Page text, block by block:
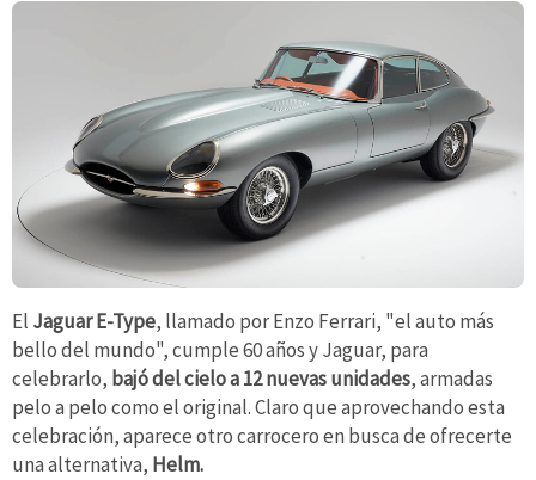
El Jaguar E-Type, llamado por Enzo Ferrari, "el auto más
bello del mundo", cumple 60 años y Jaguar, para
celebrarlo, bajó del cielo a 12 nuevas unidades, armadas
pelo a pelo como el original. Claro que aprovechando esta
celebración, aparece otro carrocero en busca de ofrecerte
una alternativa, Helm.